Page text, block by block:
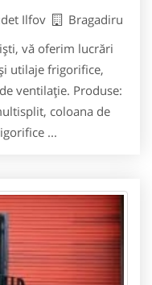
Ilfov
Bragadiru
vă oferim lucrări
utilaje frigorifice,
ventilaţie. Produse:
coloana de
...